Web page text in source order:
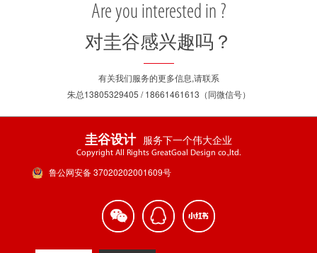
Are you interested in ?
对圭谷感兴趣吗？
有关我们服务的更多信息,请联系
朱总13805329405 / 18661461613（同微信号）
圭谷设计 服务下一个伟大企业
Copyright All Rights GreatGoal Design co.,ltd.
鲁公网安备 37020202001609号